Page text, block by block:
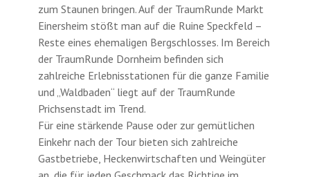
zum Staunen bringen. Auf der TraumRunde Markt
Einersheim stößt man auf die Ruine Speckfeld –
Reste eines ehemaligen Bergschlosses. Im Bereich
der TraumRunde Dornheim befinden sich
zahlreiche Erlebnisstationen für die ganze Familie
und „Waldbaden“ liegt auf der TraumRunde
Prichsenstadt im Trend.
Für eine stärkende Pause oder zur gemütlichen
Einkehr nach der Tour bieten sich zahlreiche
Gastbetriebe, Heckenwirtschaften und Weingüter